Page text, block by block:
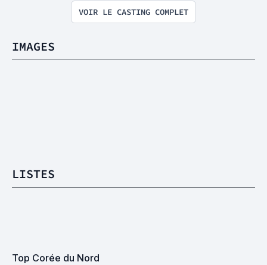
VOIR LE CASTING COMPLET
IMAGES
LISTES
Top Corée du Nord